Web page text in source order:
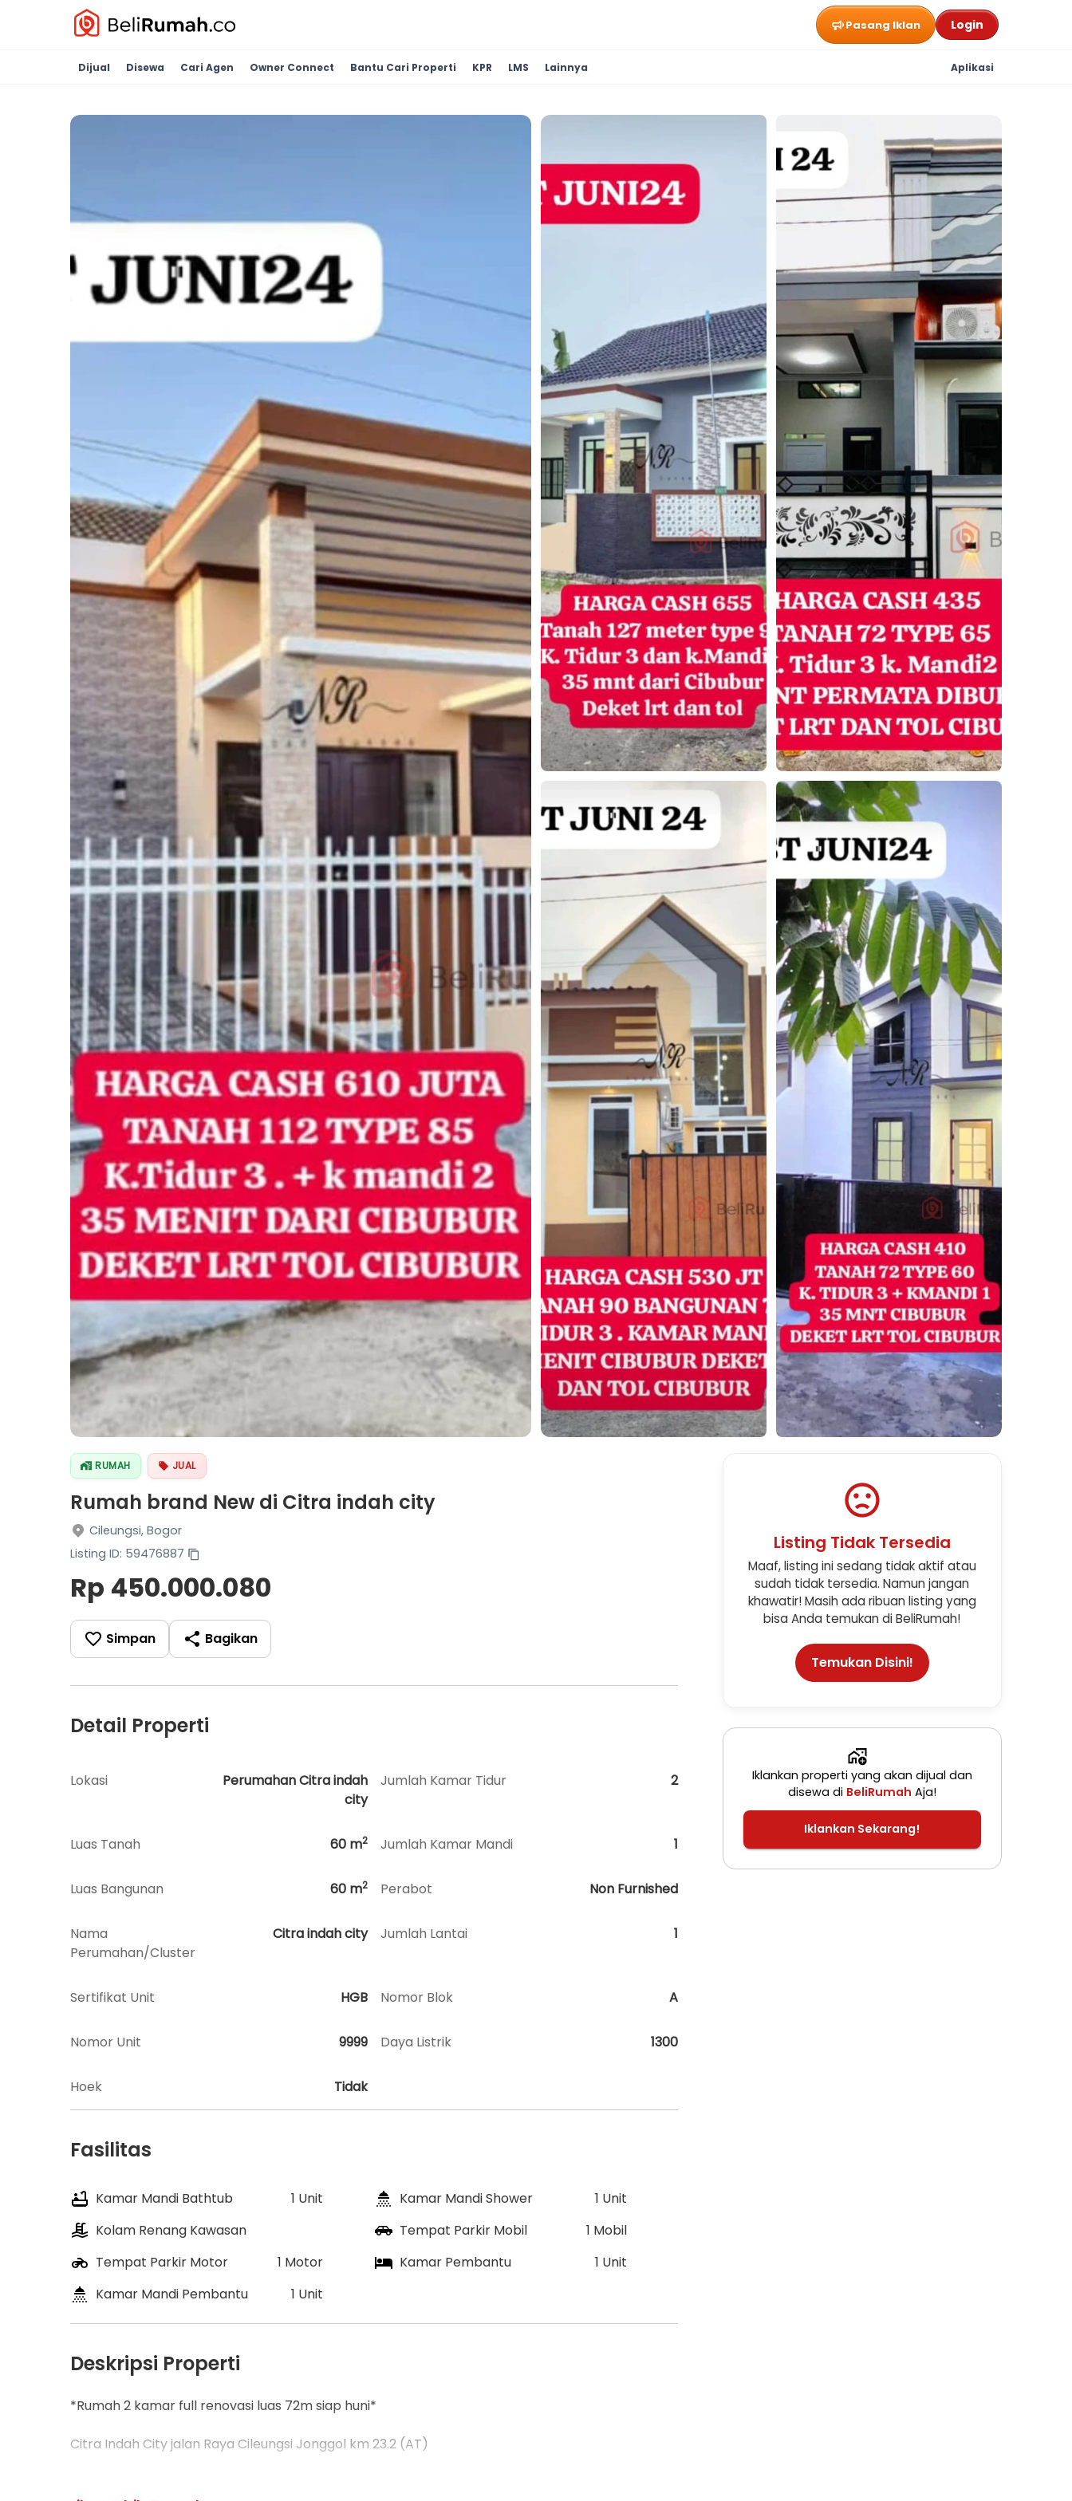
Pasang Iklan Login
Dijual Disewa Cari Agen Owner Connect Bantu Cari Properti KPR LMS Lainnya Aplikasi
RUMAH JUAL
Rumah brand New di Citra indah city
Cileungsi, Bogor
Listing ID: 59476887
Rp 450.000.080
Simpan Bagikan
Detail Properti
Lokasi
Perumahan Citra indah
city
Jumlah Kamar Tidur 2
Luas Tanah 60 m2 Jumlah Kamar Mandi 1
Luas Bangunan 60 m2 Perabot Non Furnished
Nama
Perumahan/Cluster
Citra indah city Jumlah Lantai 1
Sertifikat Unit HGB Nomor Blok A
Nomor Unit 9999 Daya Listrik 1300
Hoek Tidak
Fasilitas
Kamar Mandi Bathtub 1 Unit Kamar Mandi Shower
1 Unit
Kolam Renang Kawasan
Tempat Parkir Mobil
1 Mobil
Tempat Parkir Motor
1 Motor Kamar Pembantu
1 Unit
Kamar Mandi Pembantu
1 Unit
Deskripsi Properti
*Rumah 2 kamar full renovasi luas 72m siap huni*
Citra Indah City jalan Raya Cileungsi Jonggol km 23.2 (AT)
Listing Tidak Tersedia
Maaf, listing ini sedang tidak aktif atau
sudah tidak tersedia. Namun jangan
khawatir! Masih ada ribuan listing yang
bisa Anda temukan di BeliRumah!
Temukan Disini!
Iklankan properti yang akan dijual dan
disewa di BeliRumah Aja!
Iklankan Sekarang!